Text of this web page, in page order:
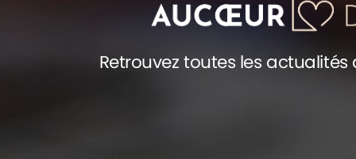
Retrouvez toutes les